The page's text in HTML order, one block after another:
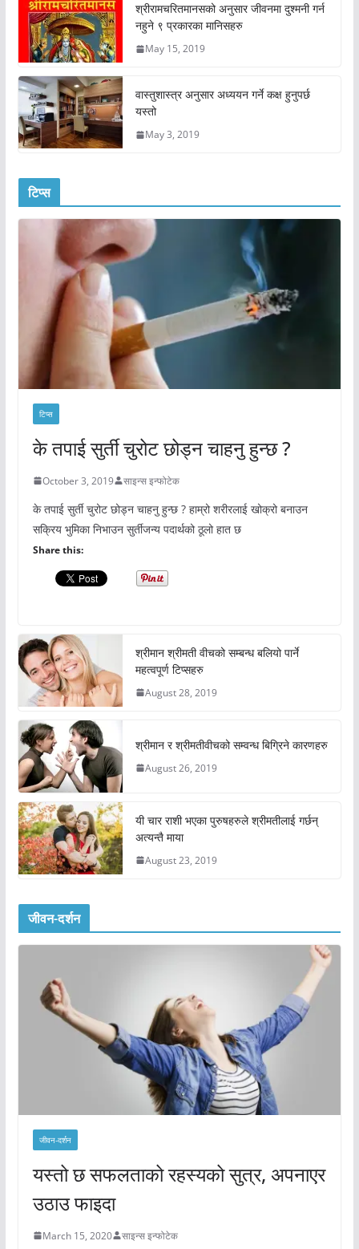
श्रीरामचरितमानसको अनुसार जीवनमा दुश्मनी गर्न
नहुने ९ प्रकारका मानिसहरु
May 15, 2019
वास्तुशास्त्र अनुसार अध्ययन गर्ने कक्ष हुनुपर्छ
यस्तो
May 3, 2019
टिप्स
टिप्स
के तपाई सुर्ती चुरोट छोड्न चाहनु हुन्छ ?
October 3, 2019 साइन्स इन्फोटेक
के तपाई सुर्ती चुरोट छोड्न चाहनु हुन्छ ? हाम्रो शरीरलाई खोक्रो बनाउन
सक्रिय भुमिका निभाउन सुर्तीजन्य पदार्थको ठूलो हात छ
Share this:
श्रीमान श्रीमती वीचको सम्बन्ध बलियो पार्ने
महत्वपूर्ण टिप्सहरु
August 28, 2019
श्रीमान र श्रीमतीवीचको सम्वन्ध बिग्रिने कारणहरु
August 26, 2019
यी चार राशी भएका पुरुषहरुले श्रीमतीलाई गर्छन्
अत्यन्तै माया
August 23, 2019
जीवन-दर्शन
जीवन-दर्शन
यस्तो छ सफलताको रहस्यको सुत्र, अपनाएर
उठाउ फाइदा
March 15, 2020 साइन्स इन्फोटेक